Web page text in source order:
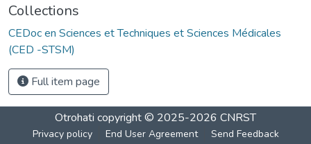
Collections
CEDoc en Sciences et Techniques et Sciences Médicales
(CED -STSM)
Full item page
Otrohati copyright © 2025-2026 CNRST
Privacy policy End User Agreement Send Feedback